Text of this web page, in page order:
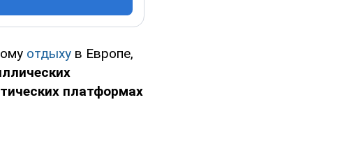
отдыху в Европе,
платформах